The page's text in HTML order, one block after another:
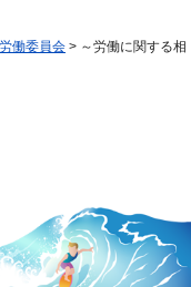
働委員会 > ～労働に関する相